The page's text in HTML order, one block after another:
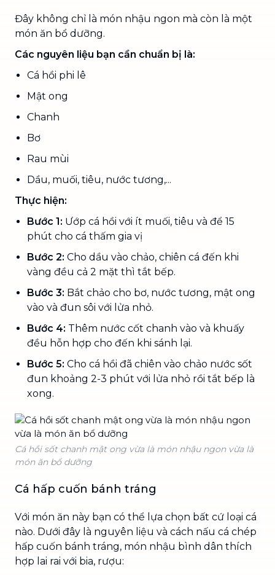
Đây không chỉ là món nhậu ngon mà còn là một
món ăn bổ dưỡng.
Các nguyên liệu bạn cần chuẩn bị là:
Cá hồi phi lê
Mật ong
Chanh
Bơ
Rau mùi
Dầu, muối, tiêu, nước tương,...
Thực hiện:
Bước 1: Ướp cá hồi với ít muối, tiêu và để 15
phút cho cá thấm gia vị
Bước 2: Cho dầu vào chảo, chiên cá đến khi
vàng đều cả 2 mặt thì tắt bếp.
Bước 3: Bắt chảo cho bơ, nước tương, mật ong
vào và đun sôi với lửa nhỏ.
Bước 4: Thêm nước cốt chanh vào và khuấy
đều hỗn hợp cho đến khi sánh lại.
Bước 5: Cho cá hồi đã chiên vào chảo nước sốt
đun khoảng 2-3 phút với lửa nhỏ rồi tắt bếp là
xong.
Cá hồi sốt chanh mật ong vừa là món nhậu ngon vừa là
món ăn bổ dưỡng
Cá hấp cuốn bánh tráng
Với món ăn này bạn có thể lựa chọn bất cứ loại cá
nào. Dưới đây là nguyên liệu và cách nấu cá chép
hấp cuốn bánh tráng, món nhậu bình dân thích
hợp lai rai với bia, rượu: